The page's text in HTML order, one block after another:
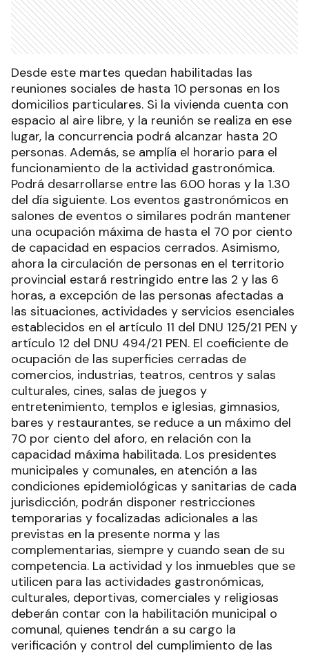
Desde este martes quedan habilitadas las
reuniones sociales de hasta 10 personas en los
domicilios particulares. Si la vivienda cuenta con
espacio al aire libre, y la reunión se realiza en ese
lugar, la concurrencia podrá alcanzar hasta 20
personas. Además, se amplía el horario para el
funcionamiento de la actividad gastronómica.
Podrá desarrollarse entre las 6.00 horas y la 1.30
del día siguiente. Los eventos gastronómicos en
salones de eventos o similares podrán mantener
una ocupación máxima de hasta el 70 por ciento
de capacidad en espacios cerrados. Asimismo,
ahora la circulación de personas en el territorio
provincial estará restringido entre las 2 y las 6
horas, a excepción de las personas afectadas a
las situaciones, actividades y servicios esenciales
establecidos en el artículo 11 del DNU 125/21 PEN y
artículo 12 del DNU 494/21 PEN. El coeficiente de
ocupación de las superficies cerradas de
comercios, industrias, teatros, centros y salas
culturales, cines, salas de juegos y
entretenimiento, templos e iglesias, gimnasios,
bares y restaurantes, se reduce a un máximo del
70 por ciento del aforo, en relación con la
capacidad máxima habilitada. Los presidentes
municipales y comunales, en atención a las
condiciones epidemiológicas y sanitarias de cada
jurisdicción, podrán disponer restricciones
temporarias y focalizadas adicionales a las
previstas en la presente norma y las
complementarias, siempre y cuando sean de su
competencia. La actividad y los inmuebles que se
utilicen para las actividades gastronómicas,
culturales, deportivas, comerciales y religiosas
deberán contar con la habilitación municipal o
comunal, quienes tendrán a su cargo la
verificación y control del cumplimiento de las